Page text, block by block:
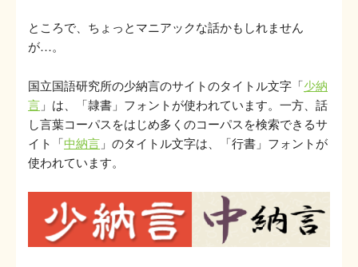
ところで、ちょっとマニアックな話かもしれません
が…。
国立国語研究所の少納言のサイトのタイトル文字「少納
言 」は、「隷書」フォントが使われています。一方、話
し言葉コーパスをはじめ多くのコーパスを検索できるサ
イト「中納言 」のタイトル文字は、「行書」フォントが
使われています。